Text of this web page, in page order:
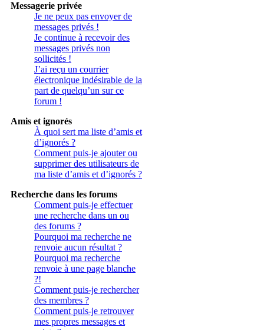
Messagerie privée
Je ne peux pas envoyer de
messages privés !
Je continue à recevoir des
messages privés non
sollicités !
J’ai reçu un courrier
électronique indésirable de la
part de quelqu’un sur ce
forum !
Amis et ignorés
À quoi sert ma liste d’amis et
d’ignorés ?
Comment puis-je ajouter ou
supprimer des utilisateurs de
ma liste d’amis et d’ignorés ?
Recherche dans les forums
Comment puis-je effectuer
une recherche dans un ou
des forums ?
Pourquoi ma recherche ne
renvoie aucun résultat ?
Pourquoi ma recherche
renvoie à une page blanche
?!
Comment puis-je rechercher
des membres ?
Comment puis-je retrouver
mes propres messages et